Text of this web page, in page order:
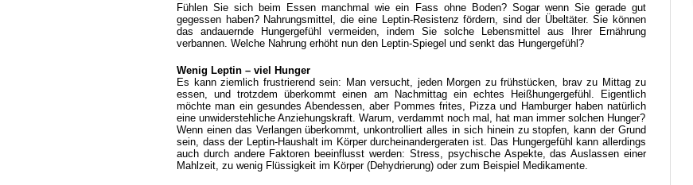
Fühlen Sie sich beim Essen manchmal wie ein Fass ohne Boden? Sogar wenn Sie gerade gut
gegessen haben? Nahrungsmittel, die eine Leptin-Resistenz fördern, sind der Übeltäter. Sie können
das andauernde Hungergefühl vermeiden, indem Sie solche Lebensmittel aus Ihrer Ernährung
verbannen. Welche Nahrung erhöht nun den Leptin-Spiegel und senkt das Hungergefühl?
Wenig Leptin – viel Hunger
Es kann ziemlich frustrierend sein: Man versucht, jeden Morgen zu frühstücken, brav zu Mittag zu
essen, und trotzdem überkommt einen am Nachmittag ein echtes Heißhungergefühl. Eigentlich
möchte man ein gesundes Abendessen, aber Pommes frites, Pizza und Hamburger haben natürlich
eine unwiderstehliche Anziehungskraft. Warum, verdammt noch mal, hat man immer solchen Hunger?
Wenn einen das Verlangen überkommt, unkontrolliert alles in sich hinein zu stopfen, kann der Grund
sein, dass der Leptin-Haushalt im Körper durcheinandergeraten ist. Das Hungergefühl kann allerdings
auch durch andere Faktoren beeinflusst werden: Stress, psychische Aspekte, das Auslassen einer
Mahlzeit, zu wenig Flüssigkeit im Körper (Dehydrierung) oder zum Beispiel Medikamente.